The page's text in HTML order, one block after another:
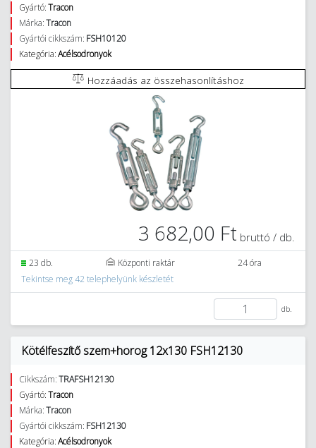
Gyártó:Tracon
Márka:Tracon
Gyártói cikkszám: FSH10120
Kategória:Acélsodronyok
Hozzáadás az összehasonlításhoz
3 682,00 Ft bruttó / db.
23 db. Központi raktár
24 óra
Tekintse meg 42 telephelyünk készletét
db.
Kötélfeszítő szem+horog 12x130 FSH12130
Cikkszám:TRAFSH12130
Gyártó:Tracon
Márka:Tracon
Gyártói cikkszám: FSH12130
Kategória:Acélsodronyok